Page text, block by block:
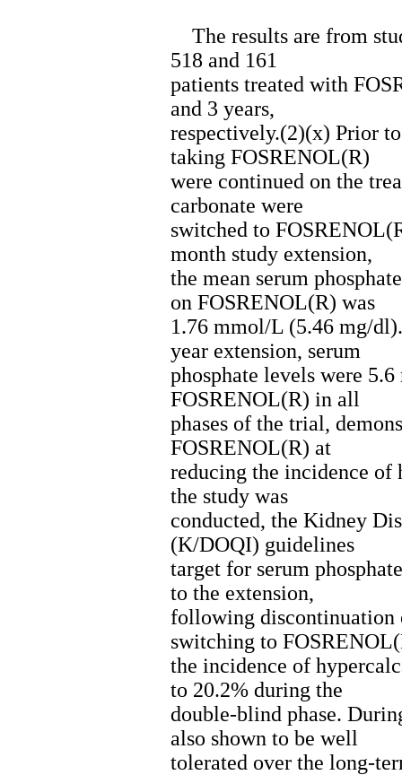
The results are from
518 and 161
patients treated with
and 3 years,
respectively.(2)(x) Prior
taking FOSRENOL(R)
were continued on the
carbonate were
switched to
month study extension,
the mean serum
on FOSRENOL(R) was
1.76 mmol/L (5.46 mg/
year extension, serum
phosphate levels were
FOSRENOL(R) in all
phases of the trial,
FOSRENOL(R) at
reducing the incidence of
the study was
conducted, the Kidney
(K/DOQI) guidelines
target for serum
to the extension,
following discontinuation
switching to
the incidence of
to 20.2% during the
double-blind phase.
also shown to be well
tolerated over the long-